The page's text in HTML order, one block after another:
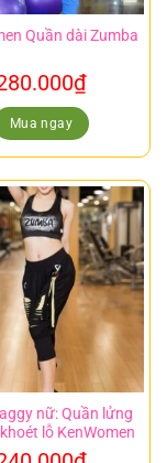
Quần dài Zumba
₫
Mua ngay
nữ: Quần lửng
lỗ KenWomen